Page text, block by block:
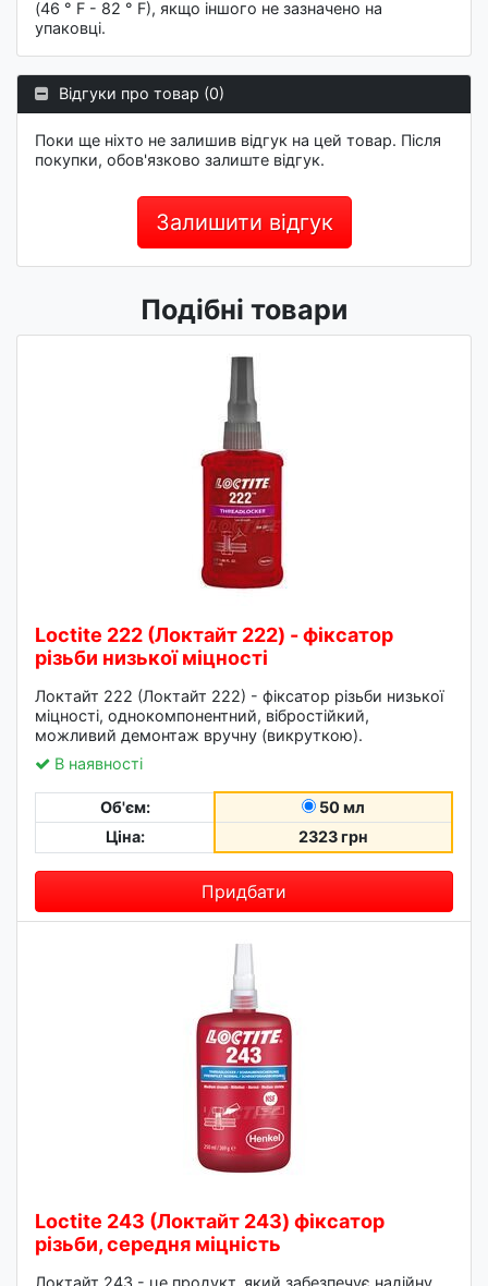
(46 ° F - 82 ° F), якщо іншого не зазначено на
упаковці.
Відгуки про товар (0)
Поки ще ніхто не залишив відгук на цей товар. Після
покупки, обов'язково залиште відгук.
Залишити відгук
Подібні товари
Loctite 222 (Локтайт 222) - фіксатор
різьби низької міцності
Локтайт 222 (Локтайт 222) - фіксатор різьби низької
міцності, однокомпонентний, вібростійкий,
можливий демонтаж вручну (викруткою).
В наявності
Об'єм:
50 мл
Ціна:
2323 грн
Придбати
Loctite 243 (Локтайт 243) фіксатор
різьби, середня міцність
Локтайт 243 - це продукт, який забезпечує надійну